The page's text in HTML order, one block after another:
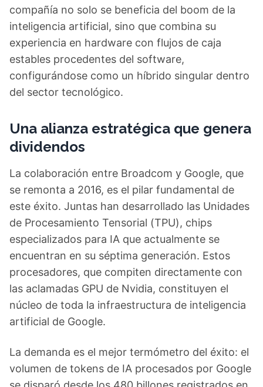
compañía no solo se beneficia del boom de la
inteligencia artificial, sino que combina su
experiencia en hardware con flujos de caja
estables procedentes del software,
configurándose como un híbrido singular dentro
del sector tecnológico.
Una alianza estratégica que genera
dividendos
La colaboración entre Broadcom y Google, que
se remonta a 2016, es el pilar fundamental de
este éxito. Juntas han desarrollado las Unidades
de Procesamiento Tensorial (TPU), chips
especializados para IA que actualmente se
encuentran en su séptima generación. Estos
procesadores, que compiten directamente con
las aclamadas GPU de Nvidia, constituyen el
núcleo de toda la infraestructura de inteligencia
artificial de Google.
La demanda es el mejor termómetro del éxito: el
volumen de tokens de IA procesados por Google